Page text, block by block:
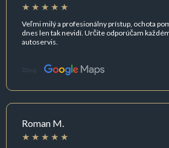
Veľmi milý a profesionálny prístup, ochota
dnes len tak nevidí. Určite odporúčam
autoservis.
Zdroj:
Roman M.